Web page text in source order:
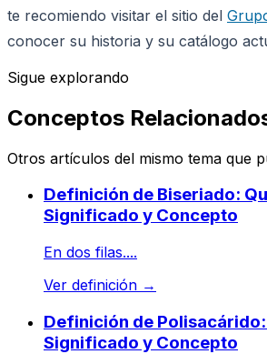
te recomiendo visitar el sitio del
conocer su historia y su catálogo
Sigue explorando
Conceptos
Otros artículos del mismo tema que
Definición de Biseriado:
Significado y Concepto
En dos filas....
Ver definición →
Definición de Polisacárido:
Significado y Concepto